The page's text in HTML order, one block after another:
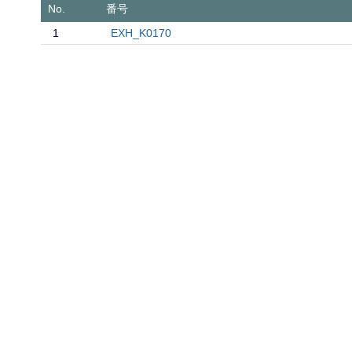
No. 番号
1
EXH_K0170